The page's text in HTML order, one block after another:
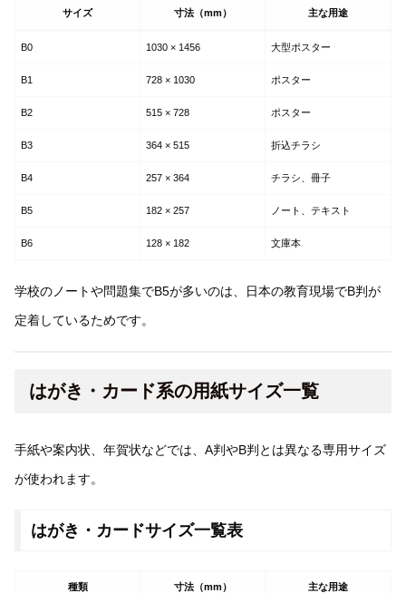
サイズ 寸法（mm） 主な用途
B0 1030 × 1456 大型ポスター
B1 728 × 1030 ポスター
B2 515 × 728 ポスター
B3 364 × 515 折込チラシ
B4 257 × 364 チラシ、冊子
B5 182 × 257 ノート、テキスト
B6 128 × 182 文庫本
学校のノートや問題集でB5が多いのは、日本の教育現場でB判が
定着しているためです。
はがき・カード系の用紙サイズ一覧
手紙や案内状、年賀状などでは、A判やB判とは異なる専用サイズ
が使われます。
はがき・カードサイズ一覧表
種類 寸法（mm） 主な用途